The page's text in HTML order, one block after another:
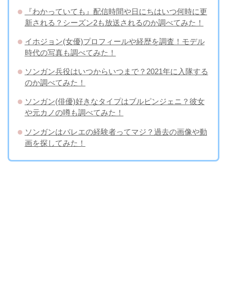
『わかっていても』配信時間や日にちはいつ何時に更
新される？シーズン2も放送されるのか調べてみた！
イホジョン(女優)プロフィールや経歴を調査！モデル
時代の写真も調べてみた！
ソンガン兵役はいつからいつまで？2021年に入隊する
のか調べてみた！
ソンガン(俳優)好きなタイプはブルピンジェニ？彼女
や元カノの噂も調べてみた！
ソンガンはバレエの経験者ってマジ？過去の画像や動
画を探してみた！